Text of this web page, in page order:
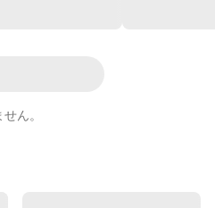
ん。